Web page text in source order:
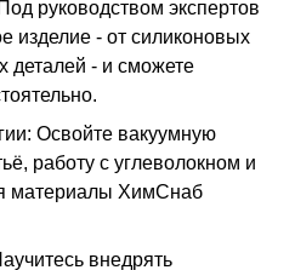
руководством экспертов
изделие - от силиконовых
деталей - и сможете
Освойте вакуумную
работу с углеволокном и
материалы ХимСнаб
внедрять